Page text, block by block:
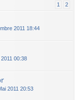
1 2
2011 18:44
00:38
2011 20:53